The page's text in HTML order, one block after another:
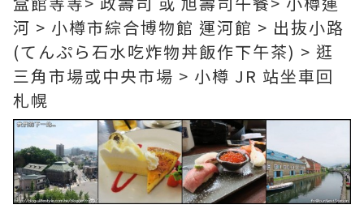
河 > 小樽市綜合博物館 運河館 > 出抜小路
(てんぷら石水吃炸物丼飯作下午茶) > 逛
三角市場或中央市場 > 小樽 JR 站坐車回
札幌